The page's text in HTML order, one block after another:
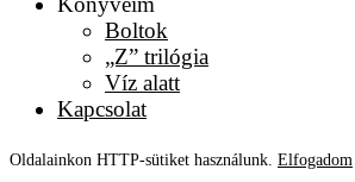
Boltok
„Z” trilógia
Víz alatt
Kapcsolat
Oldalainkon HTTP-sütiket használunk. Elfogadom